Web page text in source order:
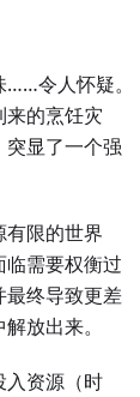
令人怀疑。
的烹饪灾
显了一个强
限的世界
需要权衡过
最终导致更差
放出来。
入资源（时